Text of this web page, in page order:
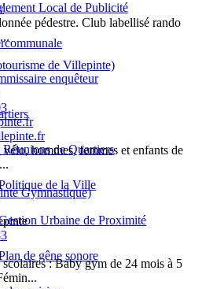
Local de Publicité
enquêteur
Réunions de Quartiers
de la Ville
Urbaine de Proximité
de gêne sonore
pédestre. Club labellisé rando
de Villepinte)
hommes, femmes et enfants de
Gymnastique)
: Baby gym de 24 mois à 5